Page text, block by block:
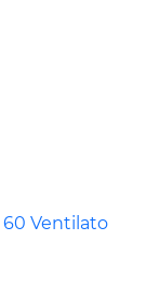
60 Ventilato